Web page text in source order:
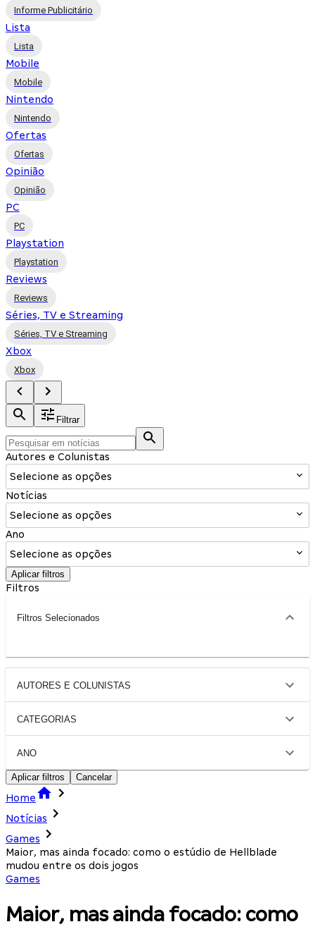
Informe Publicitário
Lista
Lista
Mobile
Mobile
Nintendo
Nintendo
Ofertas
Ofertas
Opinião
Opinião
PC
PC
Playstation
Playstation
Reviews
Reviews
Séries, TV e Streaming
Séries, TV e Streaming
Xbox
Xbox
Filtrar
Autores e Colunistas
Selecione as opções
Notícias
Selecione as opções
Ano
Selecione as opções
Aplicar filtros
Filtros
Filtros Selecionados
AUTORES E COLUNISTAS
CATEGORIAS
ANO
Aplicar filtros Cancelar
Home
Notícias
Games
Maior, mas ainda focado: como o estúdio de Hellblade
mudou entre os dois jogos
Games
Maior, mas ainda focado: como